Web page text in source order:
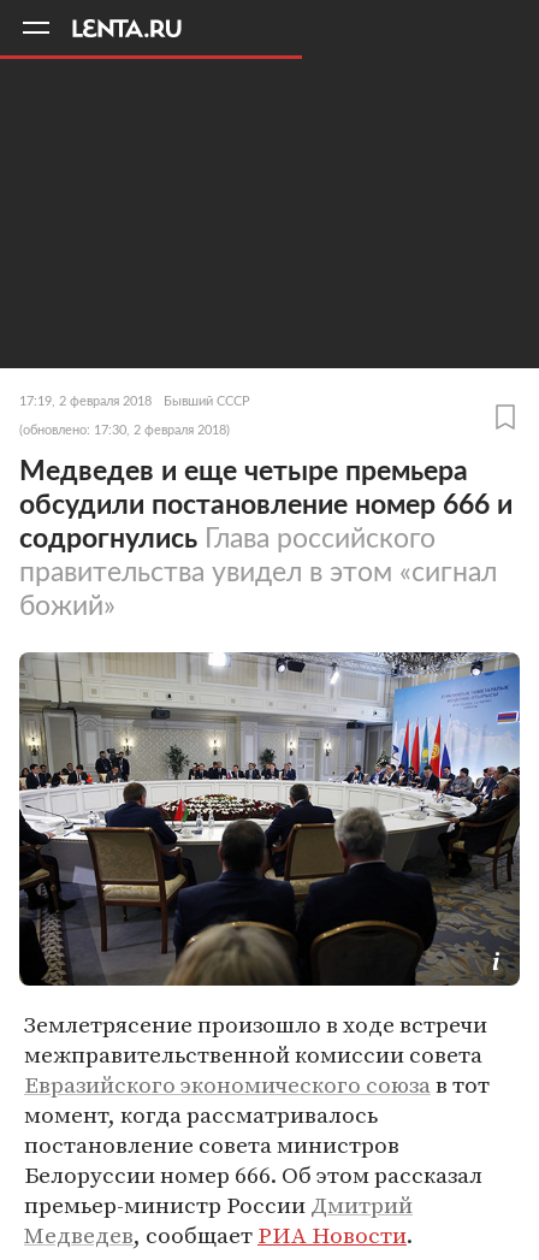
17:19, 2 февраля 2018 Бывший СССР
(обновлено: 17:30, 2 февраля 2018)
Медведев и еще четыре премьера
обсудили постановление номер 666 и
содрогнулись Глава российского
правительства увидел в этом «сигнал
божий»
Землетрясение произошло в ходе встречи
межправительственной комиссии совета
Евразийского экономического союзав тот
момент, когда рассматривалось
постановление совета министров
Белоруссии номер 666. Об этом рассказал
премьер-министр РоссииДмитрий
Медведев, сообщаетРИА Новости.